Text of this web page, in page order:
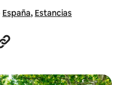
España, Estancias